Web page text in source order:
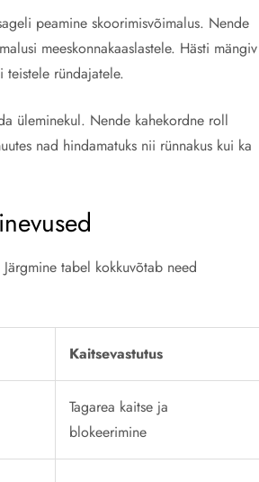
peamine skoorimisvõimalus. Nende
meeskonnakaaslastele. Hästi mängiv
teistele ründajatele.
üleminekul. Nende kahekordne roll
nad hindamatuks nii rünnakus kui ka
tabel kokkuvõtab need
Kaitsevastutus
Tagarea kaitse ja
blokeerimine